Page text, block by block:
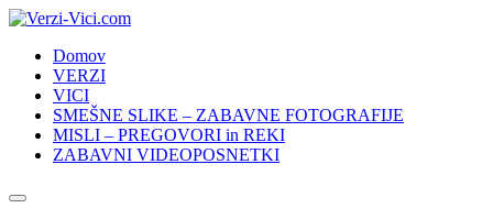
Skip
contentDomov
VERZI
VICI
SMEŠNE SLIKE – ZABAVNE FOTOGRAFIJE
MISLI – PREGOVORI in REKI
ZABAVNI VIDEOPOSNETKI